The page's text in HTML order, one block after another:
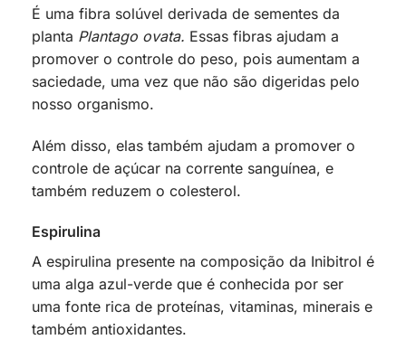
É uma fibra solúvel derivada de sementes da
planta Plantago ovata. Essas fibras ajudam a
promover o controle do peso, pois aumentam a
saciedade, uma vez que não são digeridas pelo
nosso organismo.
Além disso, elas também ajudam a promover o
controle de açúcar na corrente sanguínea, e
também reduzem o colesterol.
Espirulina
A espirulina presente na composição da Inibitrol é
uma alga azul-verde que é conhecida por ser
uma fonte rica de proteínas, vitaminas, minerais e
também antioxidantes.